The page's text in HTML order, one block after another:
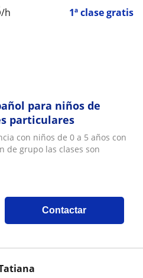
/h 1ª clase gratis
para niños de
particulares
con niños de 0 a 5 años con
de grupo las clases son
Contactar